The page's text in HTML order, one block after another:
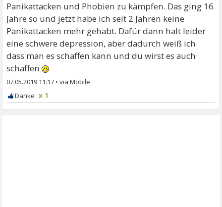
Panikattacken und Phobien zu kämpfen. Das ging 16
Jahre so und jetzt habe ich seit 2 Jahren keine
Panikattacken mehr gehabt. Dafür dann halt leider
eine schwere depression, aber dadurch weiß ich
dass man es schaffen kann und du wirst es auch
schaffen
07.05.2019 11:17 •
x 1